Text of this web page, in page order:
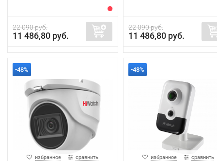
22 090 руб.
11 486,80 руб.
22 090 руб.
11 486,80 руб.
-48%
избранное сравнить
-48%
избранное сравнить